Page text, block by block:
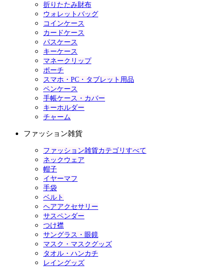
折りたたみ財布
ウォレットバッグ
コインケース
カードケース
パスケース
キーケース
マネークリップ
ポーチ
スマホ・PC・タブレット用品
ペンケース
手帳ケース・カバー
キーホルダー
チャーム
ファッション雑貨
ファッション雑貨カテゴリすべて
ネックウェア
帽子
イヤーマフ
手袋
ベルト
ヘアアクセサリー
サスペンダー
つけ襟
サングラス・眼鏡
マスク・マスクグッズ
タオル・ハンカチ
レイングッズ